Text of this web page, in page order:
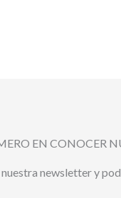
EN CONOCER
newsletter y